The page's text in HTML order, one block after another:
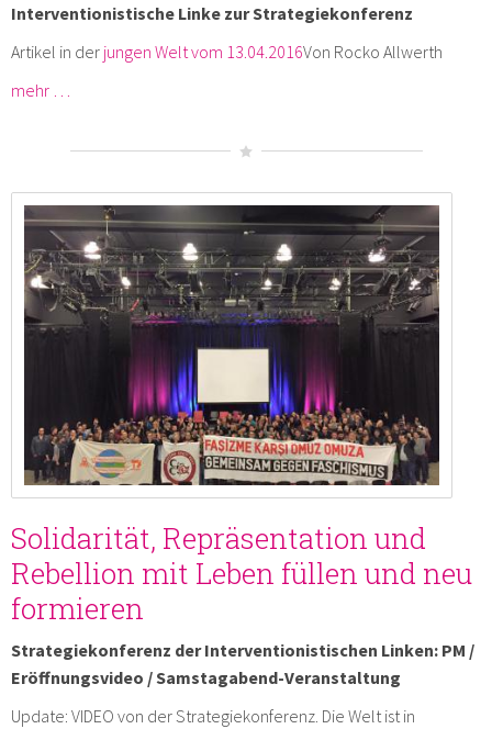
Interventionistische Linke zur Strategiekonferenz
Artikel in der jungen Welt vom 13.04.2016Von Rocko Allwerth
mehr …
Solidarität, Repräsentation und
Rebellion mit Leben füllen und neu
formieren
Strategiekonferenz der Interventionistischen Linken: PM /
Eröffnungsvideo / Samstagabend-Veranstaltung
Update: VIDEO von der Strategiekonferenz. Die Welt ist in